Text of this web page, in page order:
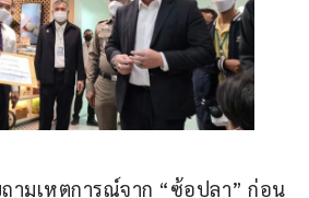
ามเหตุการณ์จาก “ซ้อปลา” ก่อน